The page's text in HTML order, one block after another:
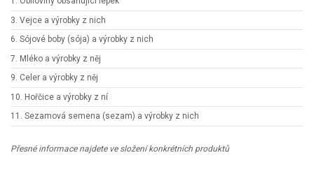
3. Vejce a výrobky z nich
6. Sójové boby (sója) a výrobky z nich
7. Mléko a výrobky z něj
9. Celer a výrobky z něj
10. Hořčice a výrobky z ní
11. Sezamová semena (sezam) a výrobky z nich
Přesné informace najdete ve složení konkrétních produktů